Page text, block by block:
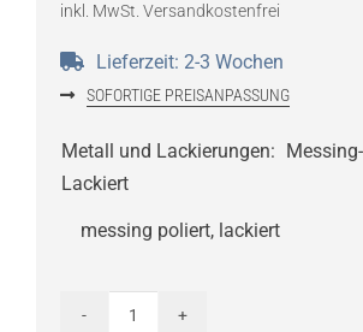
inkl. MwSt. Versandkostenfrei
Lieferzeit: 2-3 Wochen
SOFORTIGE PREISANPASSUNG
Metall und Lackierungen:
Lackiert